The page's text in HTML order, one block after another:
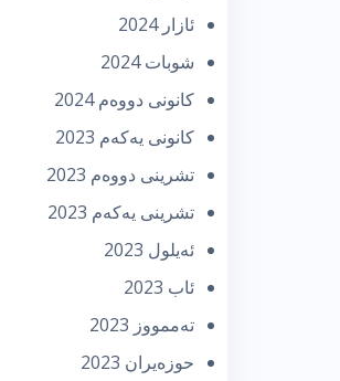
ئازار 2024
شوبات 2024
كانونی دووه‌م 2024
كانونی یه‌كه‌م 2023
تشرینی دووه‌م 2023
تشرینی یه‌كه‌م 2023
ئه‌یلول 2023
ئاب 2023
تەممووز 2023
حوزه‌یران 2023